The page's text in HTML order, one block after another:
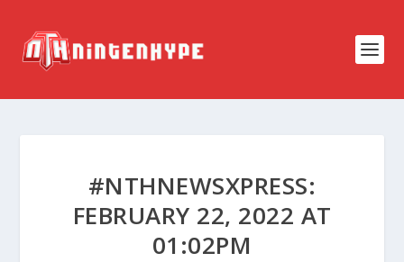
#NTHNEWSXPRESS:
FEBRUARY 22, 2022 AT
01:02PM